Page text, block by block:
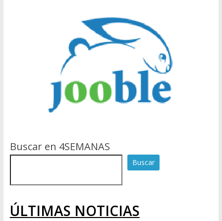
Buscar en 4SEMANAS
Buscar
ÚLTIMAS NOTICIAS